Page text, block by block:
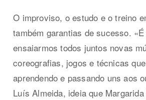
O improviso, o estudo e o treino
também garantias de sucesso.
ensaiarmos todos juntos novas
coreografias, jogos e técnicas
aprendendo e passando uns aos
Luís Almeida, ideia que